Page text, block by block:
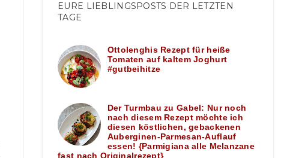
EURE LIEBLINGSPOSTS DER LETZTEN
TAGE
Ottolenghis Rezept für heiße
Tomaten auf kaltem Joghurt
#gutbeihitze
Der Turmbau zu Gabel: Nur noch
nach diesem Rezept möchte ich
diesen köstlichen, gebackenen
Auberginen-Parmesan-Auflauf
essen! {Parmigiana alle Melanzane
fast nach Originalrezept}